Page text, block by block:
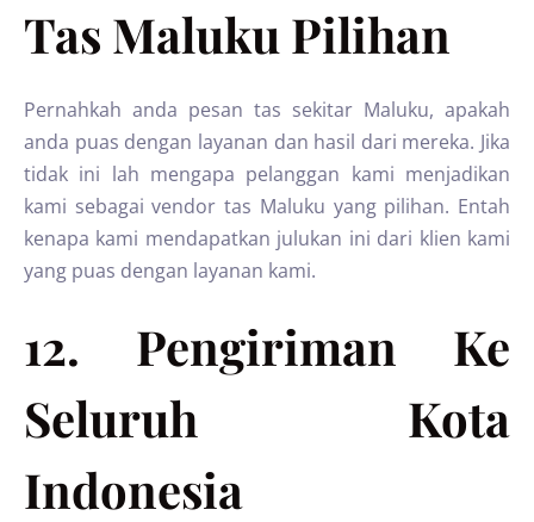
Tas Maluku Pilihan
Pernahkah anda pesan tas sekitar Maluku, apakah
anda puas dengan layanan dan hasil dari mereka. Jika
tidak ini lah mengapa pelanggan kami menjadikan
kami sebagai vendor tas Maluku yang pilihan. Entah
kenapa kami mendapatkan julukan ini dari klien kami
yang puas dengan layanan kami.
12. Pengiriman Ke
Seluruh Kota
Indonesia